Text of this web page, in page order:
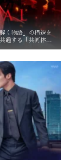
く物語」の構造を
通する「共同体の